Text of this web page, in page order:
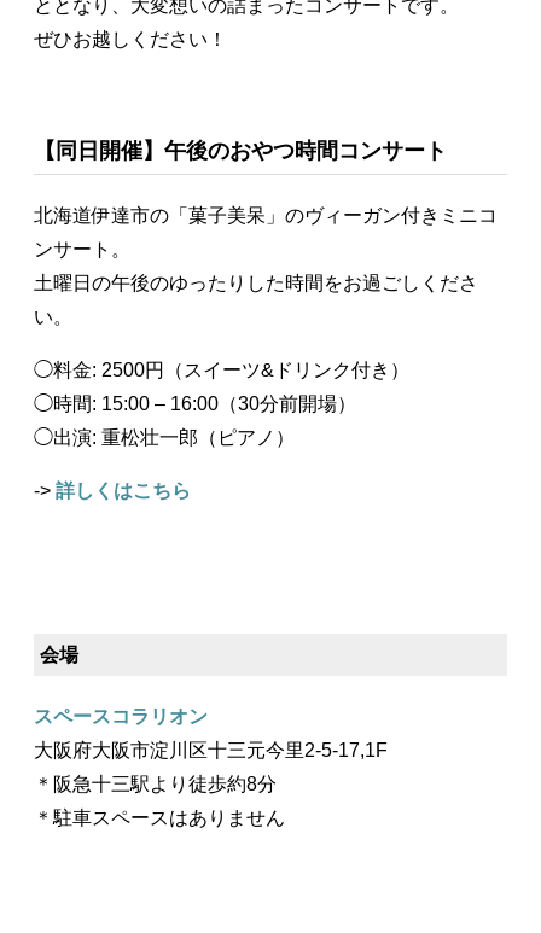
ととなり、大変想いの詰まったコンサートです。
ぜひお越しください！
【同日開催】午後のおやつ時間コンサート
北海道伊達市の「菓子美呆」のヴィーガン付きミニコ
ンサート。
土曜日の午後のゆったりした時間をお過ごしくださ
い。
◯料金: 2500円（スイーツ&ドリンク付き）
◯時間: 15:00 – 16:00（30分前開場）
◯出演: 重松壮一郎（ピアノ）
-> 詳しくはこちら
会場
スペースコラリオン
大阪府大阪市淀川区十三元今里2-5-17,1F
＊阪急十三駅より徒歩約8分
＊駐車スペースはありません